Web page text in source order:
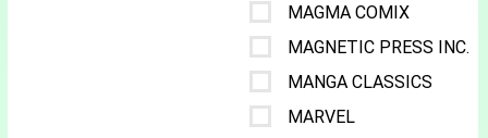
MAGMA COMIX
MAGNETIC PRESS INC.
MANGA CLASSICS
MARVEL